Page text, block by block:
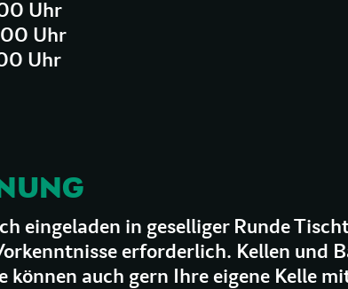
Uhr
Uhr
Uhr
eingeladen in geselliger Runde
erforderlich. Kellen und
können auch gern Ihre eigene Kelle